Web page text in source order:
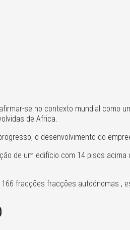
se no contexto mundial como
de Africa.
o desenvolvimento do
de um edifício com 14 pisos
fracções fracções autoónomas ,